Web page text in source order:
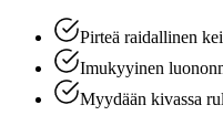
Pirteä raidallinen
Imukyyinen
Myydään kivassa